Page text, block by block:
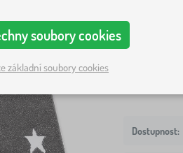
Rozměr koberců
soubory cookies
základní soubory cookies